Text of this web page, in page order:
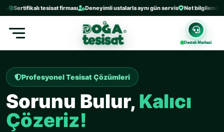
tesisat firması Deneyimli ustalarla aynı gün servis Net bilgilendirme ve
Destek Merkezi
Profesyonel Tesisat Çözümleri
Sorunu Bulur, Kalıcı
Çözeriz!